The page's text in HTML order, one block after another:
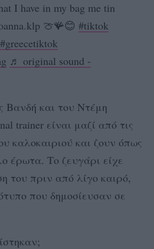
I have in my bag me tin
🍈🪸😊 #tiktok
#greecetiktok
♬ original sound -
Βανδή και του Ντέμη
trainer είναι μαζί από τις
καλοκαιριού και ζουν όπως
έρωτα. Το ζευγάρι είχε
του πριν από λίγο καιρό,
που δημοσίευσαν σε